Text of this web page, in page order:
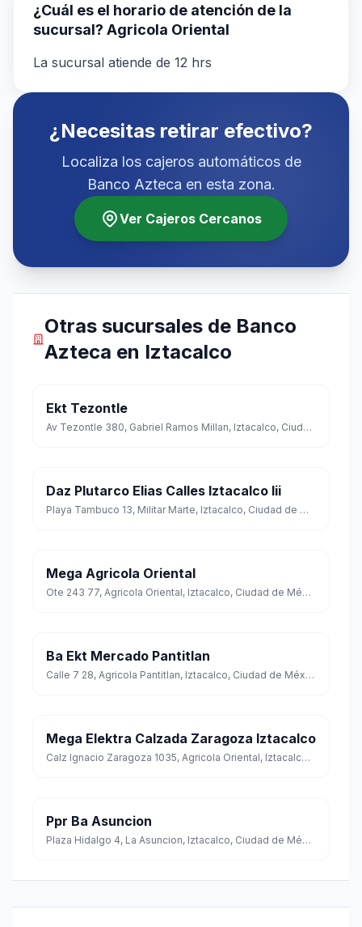
¿Cuál es el horario de atención de la
sucursal? Agricola Oriental
La sucursal atiende de 12 hrs
¿Necesitas retirar efectivo?
Localiza los cajeros automáticos de
Banco Azteca en esta zona.
Ver Cajeros Cercanos
Otras sucursales de Banco
Azteca en Iztacalco
Ekt Tezontle
Av Tezontle 380, Gabriel Ramos Millan, Iztacalco, Ciudad de México
Daz Plutarco Elias Calles Iztacalco Iii
Playa Tambuco 13, Militar Marte, Iztacalco, Ciudad de México
Mega Agricola Oriental
Ote 243 77, Agricola Oriental, Iztacalco, Ciudad de México
Ba Ekt Mercado Pantitlan
Calle 7 28, Agricola Pantitlan, Iztacalco, Ciudad de México
Mega Elektra Calzada Zaragoza Iztacalco
Calz Ignacio Zaragoza 1035, Agricola Oriental, Iztacalco, Ciudad de México
Ppr Ba Asuncion
Plaza Hidalgo 4, La Asuncion, Iztacalco, Ciudad de México